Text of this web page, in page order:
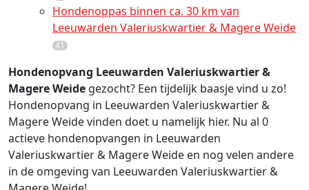
Hondenoppas binnen ca. 30 km van
Leeuwarden Valeriuskwartier & Magere Weide
41
Hondenopvang Leeuwarden Valeriuskwartier &
Magere Weide gezocht? Een tijdelijk baasje vind u zo!
Hondenopvang in Leeuwarden Valeriuskwartier &
Magere Weide vinden doet u namelijk hier. Nu al 0
actieve hondenopvangen in Leeuwarden
Valeriuskwartier & Magere Weide en nog velen andere
in de omgeving van Leeuwarden Valeriuskwartier &